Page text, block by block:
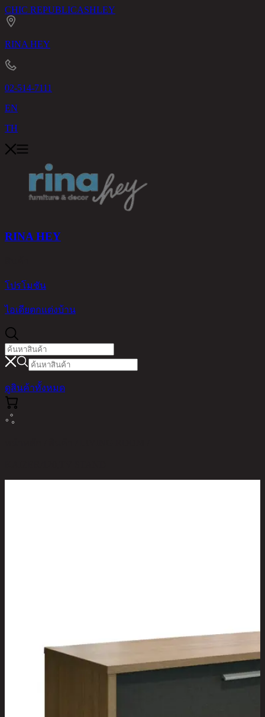
CHIC REPUBLICASHLEY
RINA HEY
02-514-7111
EN
TH
RINA HEY
โปรโมชัน
ไอเดียตกแต่งบ้าน
ดูสินค้าทั้งหมด